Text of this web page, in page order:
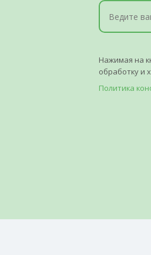
Нажимая на
обработку и
Политика